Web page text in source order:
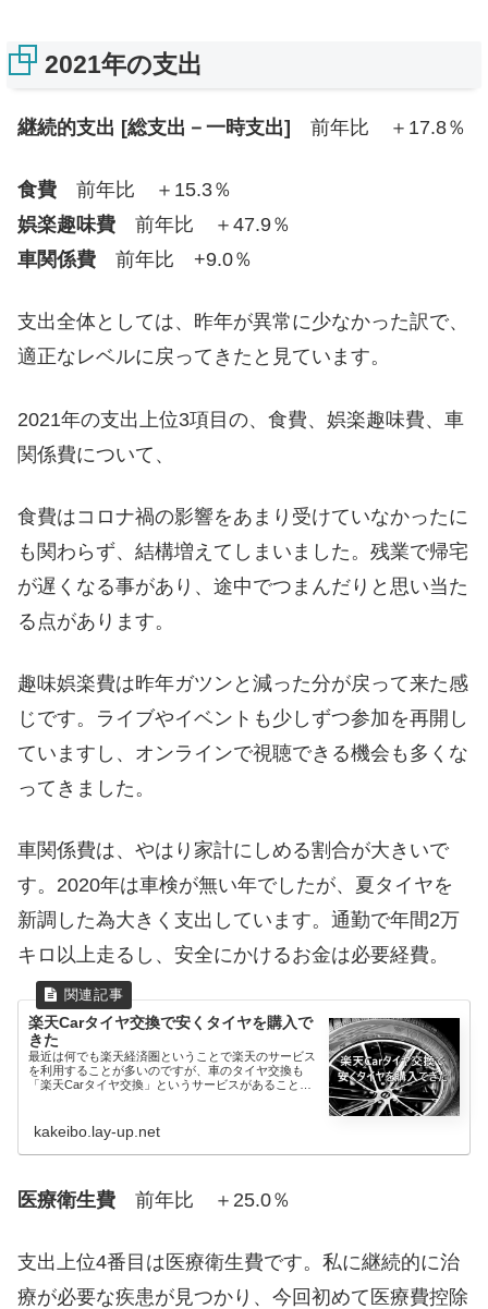
2021年の支出
継続的支出 [総支出－一時支出] 前年比 ＋17.8％
食費 前年比 ＋15.3％
娯楽趣味費 前年比 ＋47.9％
車関係費 前年比 +9.0％
支出全体としては、昨年が異常に少なかった訳で、
適正なレベルに戻ってきたと見ています。
2021年の支出上位3項目の、食費、娯楽趣味費、車
関係費について、
食費はコロナ禍の影響をあまり受けていなかったに
も関わらず、結構増えてしまいました。残業で帰宅
が遅くなる事があり、途中でつまんだりと思い当た
る点があります。
趣味娯楽費は昨年ガツンと減った分が戻って来た感
じです。ライブやイベントも少しずつ参加を再開し
ていますし、オンラインで視聴できる機会も多くな
ってきました。
車関係費は、やはり家計にしめる割合が大きいで
す。2020年は車検が無い年でしたが、夏タイヤを
新調した為大きく支出しています。通勤で年間2万
キロ以上走るし、安全にかけるお金は必要経費。
楽天Carタイヤ交換で安くタイヤを購入で
きた
最近は何でも楽天経済圏ということで楽天のサービス
を利用することが多いのですが、車のタイヤ交換も
「楽天Carタイヤ交換」というサービスがあることを
kakeibo.lay-up.net
医療衛生費 前年比 ＋25.0％
支出上位4番目は医療衛生費です。私に継続的に治
療が必要な疾患が見つかり、今回初めて医療費控除